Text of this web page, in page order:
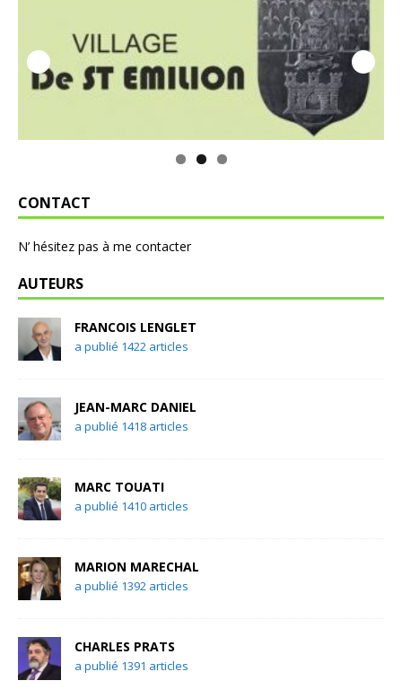
CONTACT
N’ hésitez pas à me contacter
AUTEURS
FRANCOIS LENGLET
a publié 1422 articles
JEAN-MARC DANIEL
a publié 1418 articles
MARC TOUATI
a publié 1410 articles
MARION MARECHAL
a publié 1392 articles
CHARLES PRATS
a publié 1391 articles